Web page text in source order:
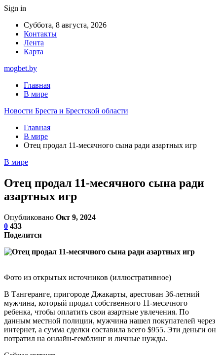
Sign in
Суббота, 8 августа, 2026
Контакты
Лента
Карта
mogbet.by
Главная
В мире
Новости Бреста и Брестской области
Главная
В мире
Отец продал 11-месячного сына ради азартных игр
В мире
Отец продал 11-месячного сына ради
азартных игр
Опубликовано Окт 9, 2024
0 433
Поделится
Фото из открытых источников (иллюстративное)
В Тангеранге, пригороде Джакарты, арестован 36-летний
мужчина, который продал собственного 11-месячного
ребенка, чтобы оплатить свои азартные увлечения. По
данным местной полиции, мужчина нашел покупателей через
интернет, а сумма сделки составила всего $955. Эти деньги он
потратил на онлайн-гемблинг и личные нужды.